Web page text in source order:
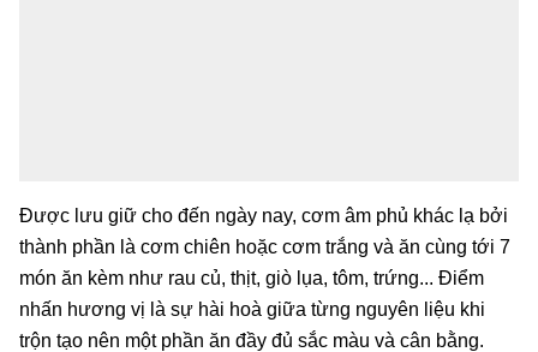
Được lưu giữ cho đến ngày nay, cơm âm phủ khác lạ bởi
thành phần là cơm chiên hoặc cơm trắng và ăn cùng tới 7
món ăn kèm như rau củ, thịt, giò lụa, tôm, trứng... Điểm
nhấn hương vị là sự hài hoà giữa từng nguyên liệu khi
trộn tạo nên một phần ăn đầy đủ sắc màu và cân bằng.